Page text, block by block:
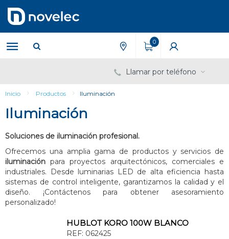
contenido
menú
de
navegación
0
Llamar por teléfono
Inicio Productos Iluminación
Iluminación
Soluciones de iluminación profesional.
Ofrecemos una amplia gama de productos y servicios de
iluminación para proyectos arquitectónicos, comerciales e
industriales. Desde luminarias LED de alta eficiencia hasta
sistemas de control inteligente, garantizamos la calidad y el
diseño. ¡Contáctenos para obtener asesoramiento
personalizado!
HUBLOT KORO 100W BLANCO
REF: 062425